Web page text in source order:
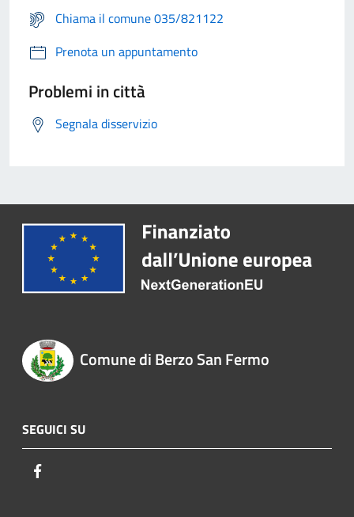
Chiama il comune 035/821122
Prenota un appuntamento
Problemi in città
Segnala disservizio
Comune di Berzo San Fermo
SEGUICI SU